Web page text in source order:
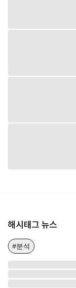
해시태그 뉴스
#분석